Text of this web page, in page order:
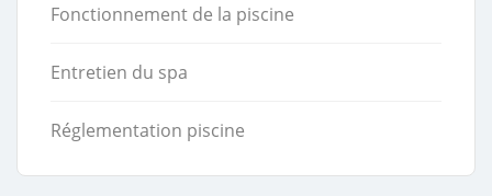
Fonctionnement de la piscine
Entretien du spa
Réglementation piscine